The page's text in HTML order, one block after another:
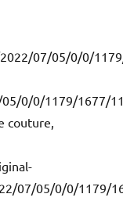
07/05/0/0/
0/0/1179/1677/
couture,
07/05/0/0/1179/